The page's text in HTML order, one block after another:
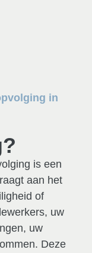
in
is een
aan het
of
uw
uw
Deze